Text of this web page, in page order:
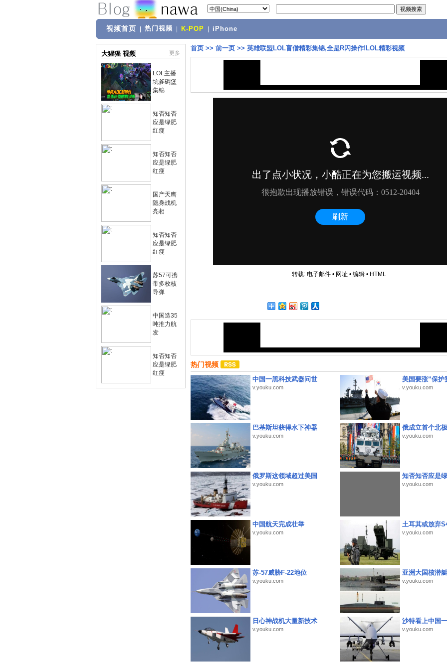
视频首页 热门视频 K-POP iPhone
大猩猩 视频 更多
LOL主播
坑爹碉堡
集锦
知否知否
应是绿肥
红瘦
知否知否
应是绿肥
红瘦
国产天鹰
隐身战机
亮相
知否知否
应是绿肥
红瘦
苏57可携
带多枚核
导弹
中国造35
吨推力航
发
知否知否
应是绿肥
红瘦
首页 >> 前一页 >> 英雄联盟LOL盲僧精彩集锦,全是R闪操作!LOL精彩视频
转载: 电子邮件• 网址 • 编辑• HTML
热门视频
中国一黑科技武器问世
v.youku.com
美国要涨“保护
v.youku.com
巴基斯坦获得水下神器
v.youku.com
俄成立首个北
v.youku.com
俄罗斯这领域超过美国
v.youku.com
知否知否应是
v.youku.com
中国航天完成壮举
v.youku.com
土耳其或放弃
v.youku.com
苏-57威胁F-22地位
v.youku.com
亚洲大国核潜
v.youku.com
日心神战机大量新技术
v.youku.com
沙特看上中国
v.youku.com